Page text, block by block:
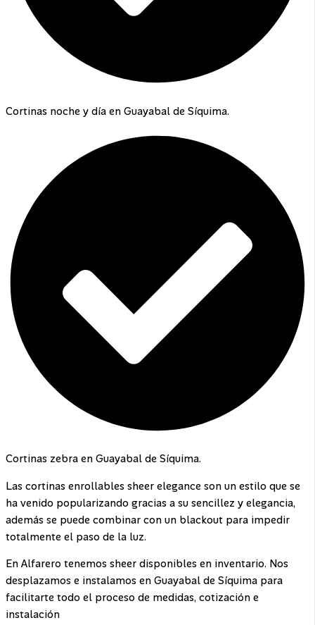
Cortinas noche y día en Guayabal de Síquima.
Cortinas zebra en Guayabal de Síquima.
Las cortinas enrollables sheer elegance son un estilo que se
ha venido popularizando gracias a su sencillez y elegancia,
además se puede combinar con un blackout para impedir
totalmente el paso de la luz.
En Alfarero tenemos sheer disponibles en inventario. Nos
desplazamos e instalamos en Guayabal de Síquima para
facilitarte todo el proceso de medidas, cotización e
instalación